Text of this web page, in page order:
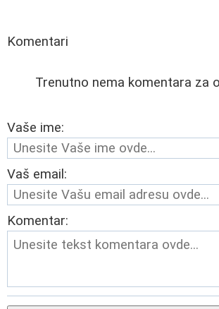
Komentari
Trenutno nema komentara za
Vaše ime:
Vaš email:
Komentar: